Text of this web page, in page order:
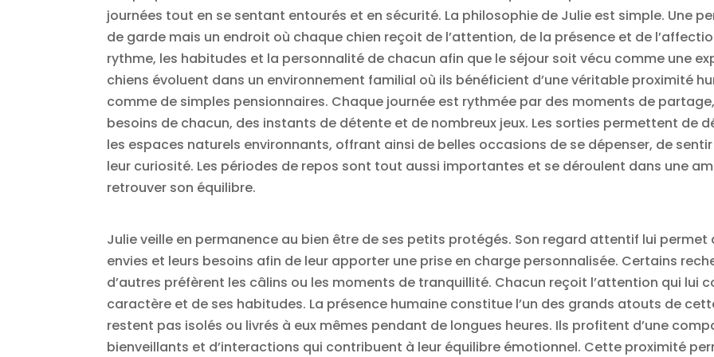
journées tout en se sentant entourés et en sécurité. La philosophie de Julie est simple. Une
de garde mais un endroit où chaque chien reçoit de l’attention, de la présence et de
rythme, les habitudes et la personnalité de chacun afin que le séjour soit vécu comme une
chiens évoluent dans un environnement familial où ils bénéficient d’une véritable proximité
comme de simples pensionnaires. Chaque journée est rythmée par des moments de
besoins de chacun, des instants de détente et de nombreux jeux. Les sorties permettent de
les espaces naturels environnants, offrant ainsi de belles occasions de se dépenser, de
leur curiosité. Les périodes de repos sont tout aussi importantes et se déroulent dans une
retrouver son équilibre.
Julie veille en permanence au bien être de ses petits protégés. Son regard attentif lui
envies et leurs besoins afin de leur apporter une prise en charge personnalisée. Certains
d’autres préfèrent les câlins ou les moments de tranquillité. Chacun reçoit l’attention qui lui
caractère et de ses habitudes. La présence humaine constitue l’un des grands atouts de
restent pas isolés ou livrés à eux mêmes pendant de longues heures. Ils profitent d’une
bienveillants et d’interactions qui contribuent à leur équilibre émotionnel. Cette proximité